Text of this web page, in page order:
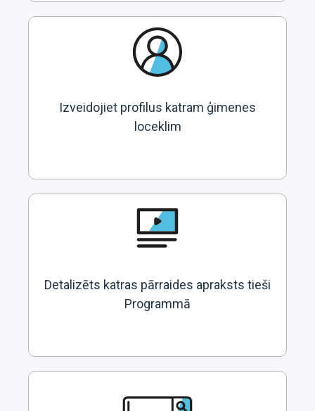
Izveidojiet profilus katram ģimenes
loceklim
Detalizēts katras pārraides apraksts tieši
Programmā